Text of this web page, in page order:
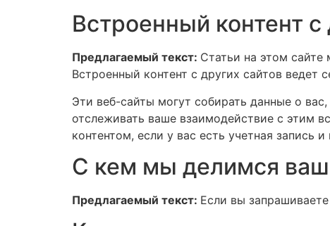
Встроенный контент с
Предлагаемый текст: Статьи на этом сайте
Встроенный контент с других сайтов ведет
Эти веб-сайты могут собирать данные о
отслеживать ваше взаимодействие с этим
контентом, если у вас есть учетная запись
С кем мы делимся
Предлагаемый текст: Если вы